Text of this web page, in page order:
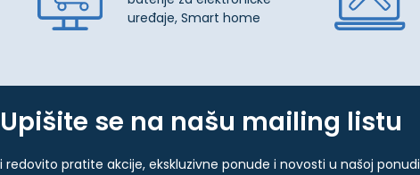
uređaje, Smart home
Upišite se na našu mailing listu
i redovito pratite akcije, ekskluzivne ponude i novosti u našoj ponudi